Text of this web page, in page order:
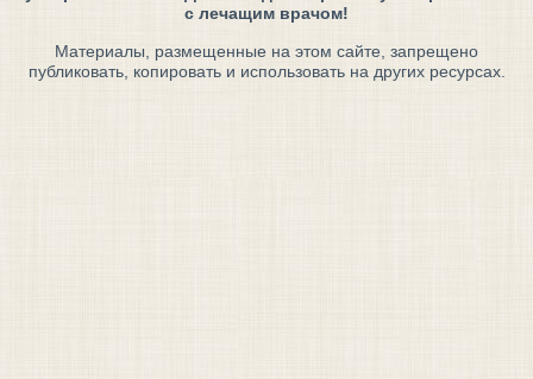
с лечащим врачом!
Материалы, размещенные на этом сайте, запрещено
публиковать, копировать и использовать на других ресурсах.